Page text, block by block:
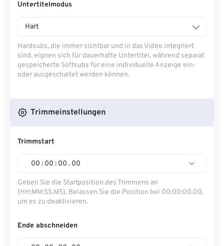
Untertitelmodus
Hart
Hardsubs, die immer sichtbar und in das Video integriert
sind, eignen sich für dauerhafte Untertitel, während separat
gespeicherte Softsubs für eine individuelle Anzeige ein-
oder ausgeschaltet werden können.
Trimmeinstellungen
Trimmstart
00 : 00 : 00 . 00
Geben Sie die Startposition des Trimmens an
(HH:MM:SS.MS). Belassen Sie die Position bei 00:00:00.00,
um es zu deaktivieren.
Ende abschneiden